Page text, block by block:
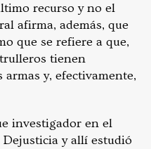
recurso y no el
afirma, además, que
que se refiere a que,
tienen
y, efectivamente,
investigador en el
y allí estudió